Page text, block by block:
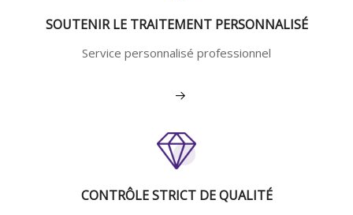
SOUTENIR LE TRAITEMENT PERSONNALISÉ
Service personnalisé professionnel
Voir plus
CONTRÔLE STRICT DE QUALITÉ